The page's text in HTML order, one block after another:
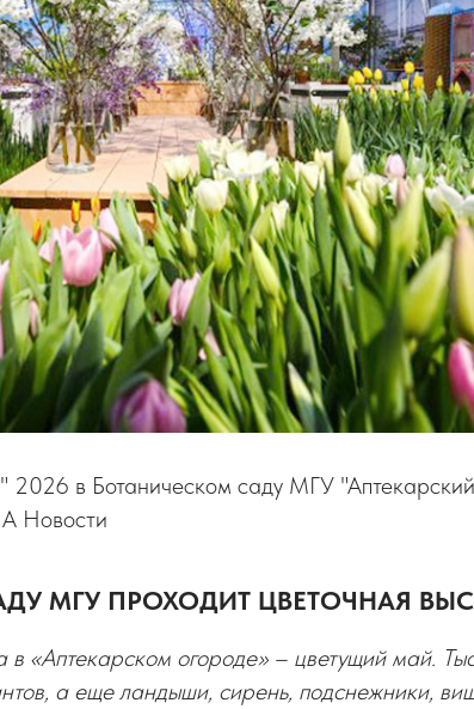
2026 в Ботаническом саду МГУ
Новости
МГУ ПРОХОДИТ ЦВЕТОЧНАЯ
в «Аптекарском огороде» – цветущий май.
а еще ландыши, сирень, подснежники,